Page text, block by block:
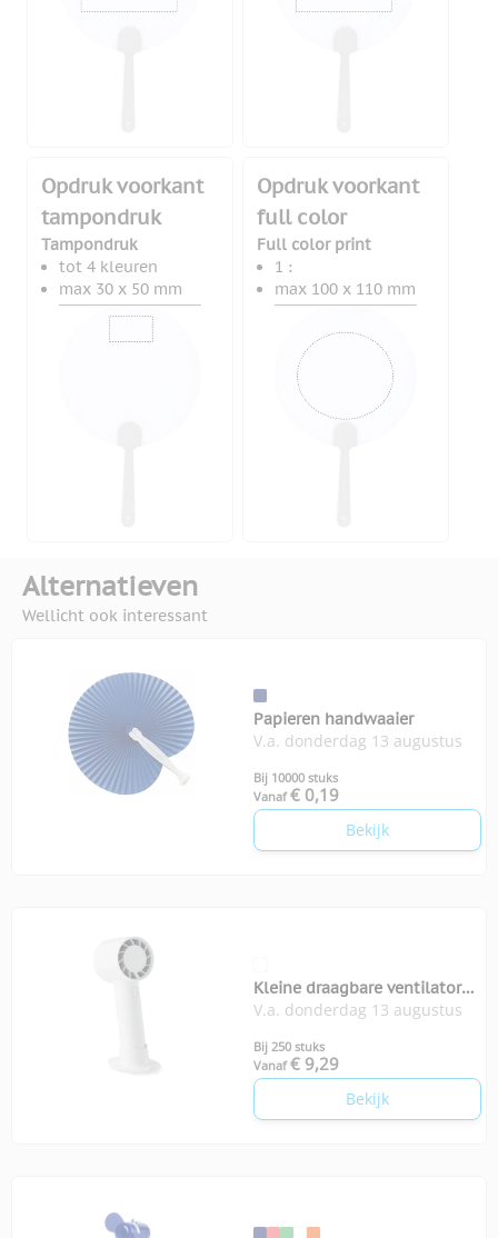
Opdruk voorkant
tampondruk
Tampondruk
tot 4 kleuren
max 30 x 50 mm
Opdruk voorkant
full color
Full color print
1 :
max 100 x 110 mm
Alternatieven
Wellicht ook interessant
Papieren handwaaier
V.a. donderdag 13 augustus
Bij 10000 stuks
Vanaf € 0,19
Bekijk
Kleine draagbare ventilator
200 Aire
V.a. donderdag 13 augustus
Bij 250 stuks
Vanaf € 9,29
Bekijk